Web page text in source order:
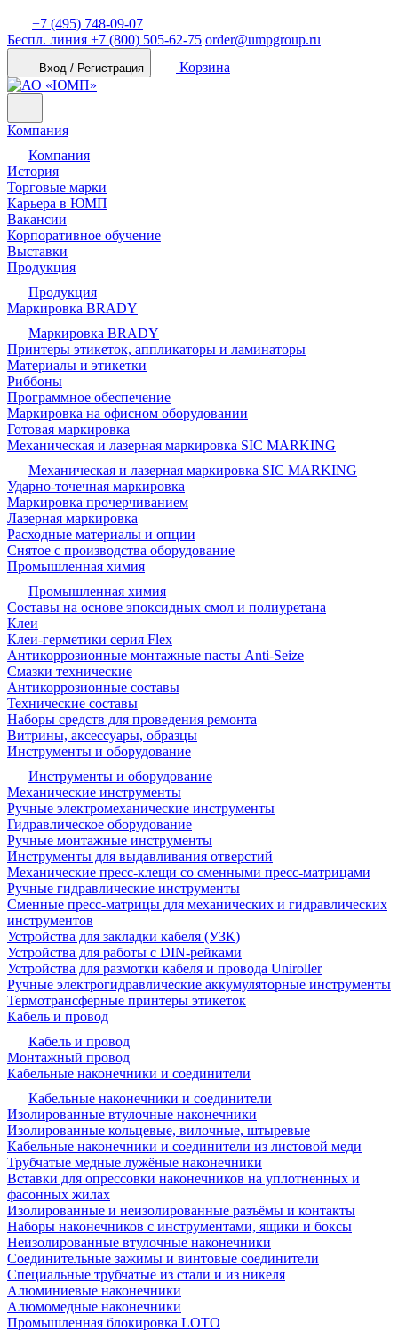
+7 (495) 748-09-07
Беспл. линия +7 (800) 505-62-75 order@umpgroup.ru
Вход / Регистрация Корзина
Компания
Компания
История
Торговые марки
Карьера в ЮМП
Вакансии
Корпоративное обучение
Выставки
Продукция
Продукция
Маркировка BRADY
Маркировка BRADY
Принтеры этикеток, аппликаторы и ламинаторы
Материалы и этикетки
Риббоны
Программное обеспечение
Маркировка на офисном оборудовании
Готовая маркировка
Механическая и лазерная маркировка SIC MARKING
Механическая и лазерная маркировка SIC MARKING
Ударно-точечная маркировка
Маркировка прочерчиванием
Лазерная маркировка
Расходные материалы и опции
Снятое с производства оборудование
Промышленная химия
Промышленная химия
Составы на основе эпоксидных смол и полиуретана
Клеи
Клеи-герметики серия Flex
Антикоррозионные монтажные пасты Anti-Seize
Смазки технические
Антикоррозионные составы
Технические составы
Наборы средств для проведения ремонта
Витрины, аксессуары, образцы
Инструменты и оборудование
Инструменты и оборудование
Механические инструменты
Ручные электромеханические инструменты
Гидравлическое оборудование
Ручные монтажные инструменты
Инструменты для выдавливания отверстий
Механические пресс-клещи со сменными пресс-матрицами
Ручные гидравлические инструменты
Сменные пресс-матрицы для механических и гидравлических
инструментов
Устройства для закладки кабеля (УЗК)
Устройства для работы с DIN-рейками
Устройства для размотки кабеля и провода Uniroller
Ручные электрогидравлические аккумуляторные инструменты
Термотрансферные принтеры этикеток
Кабель и провод
Кабель и провод
Монтажный провод
Кабельные наконечники и соединители
Кабельные наконечники и соединители
Изолированные втулочные наконечники
Изолированные кольцевые, вилочные, штыревые
Кабельные наконечники и соединители из листовой меди
Трубчатые медные лужёные наконечники
Вставки для опрессовки наконечников на уплотненных и
фасонных жилах
Изолированные и неизолированные разъёмы и контакты
Наборы наконечников с инструментами, ящики и боксы
Неизолированные втулочные наконечники
Соединительные зажимы и винтовые соединители
Специальные трубчатые из стали и из никеля
Алюминиевые наконечники
Алюмомедные наконечники
Промышленная блокировка LOTO